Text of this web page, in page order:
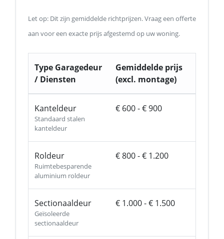
Let op: Dit zijn gemiddelde richtprijzen. Vraag een offerte
aan voor een exacte prijs afgestemd op uw woning.
Type Garagedeur
/ Diensten
Gemiddelde prijs
(excl. montage)
Kanteldeur
Standaard stalen
kanteldeur
€ 600 - € 900
Roldeur
Ruimtebesparende
aluminium roldeur
€ 800 - € 1.200
Sectionaaldeur
Geïsoleerde
sectionaaldeur
€ 1.000 - € 1.500